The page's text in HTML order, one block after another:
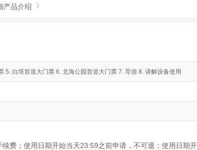
产品介绍 
白塔首道大门票 6. 北海公园首道大门票 7. 导游 8. 讲解设备使用
；使用日期开始当天23:59之前申请，不可退；使用日期